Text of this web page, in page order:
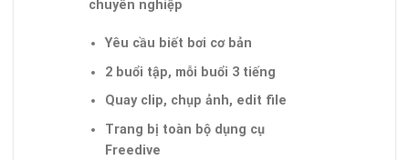
chuyên nghiệp
Yêu cầu biết bơi cơ bản
2 buổi tập, mỗi buổi 3 tiếng
Quay clip, chụp ảnh, edit file
Trang bị toàn bộ dụng cụ
Freedive